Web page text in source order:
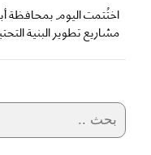
اختُتمت اليوم بمحافظة
مشاريع تطوير البنية